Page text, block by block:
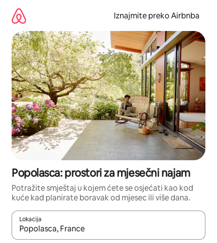
sadržaj
Iznajmite preko Airbnba
Popolasca: prostori za mjesečni najam
Potražite smještaj u kojem ćete se osjećati kao kod
kuće kad planirate boravak od mjesec ili više dana.
Lokacija
Kada budu dostupni rezultati, moći ćete ih pregledati